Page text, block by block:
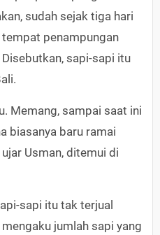
sudah sejak tiga hari
penampungan
sapi-sapi itu
Memang, sampai saat ini
biasanya baru ramai
Usman, ditemui di
sapi itu tak terjual
jumlah sapi yang